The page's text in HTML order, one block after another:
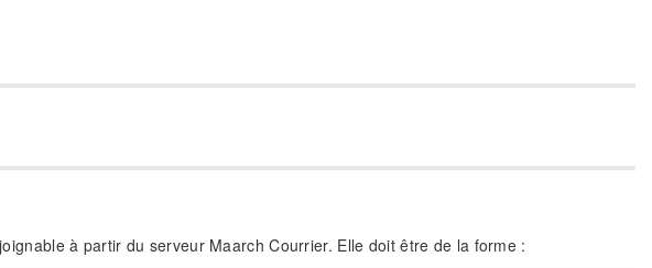
à partir du serveur Maarch Courrier. Elle doit être de la forme :